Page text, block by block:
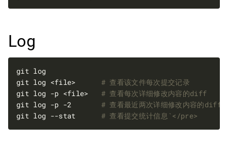
Log
git log <file> # 查看该文件每次提交记录
git log -p <file> # 查看每次详细修改内容的diff
git log -p -2 # 查看最近两次详细修改内容的diff
git log --stat # 查看提交统计信息`</pre>